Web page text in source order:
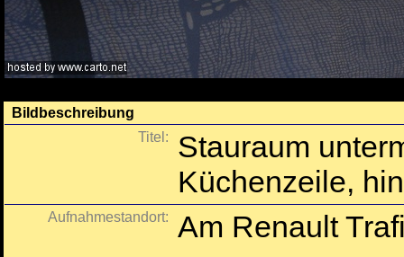
Bildbeschreibung
Titel:
Stauraum
Küchenzeile,
Aufnahmestandort: Am Renault